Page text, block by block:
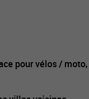
pour vélos /